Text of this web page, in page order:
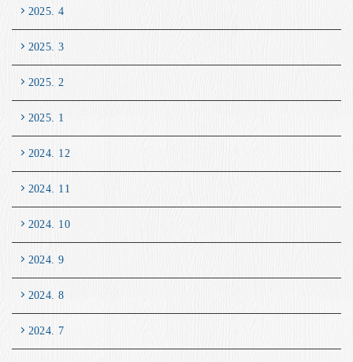
2025. 4
2025. 3
2025. 2
2025. 1
2024. 12
2024. 11
2024. 10
2024. 9
2024. 8
2024. 7